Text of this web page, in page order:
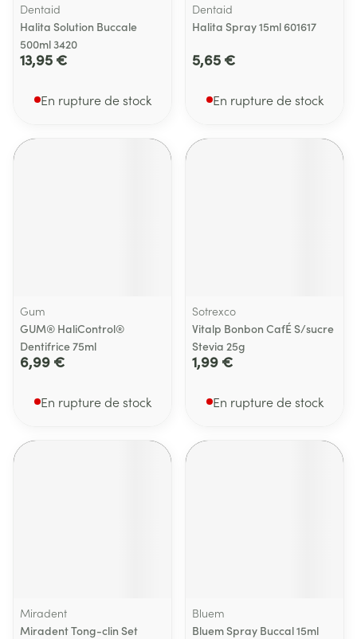
Dentaid
Halita Solution Buccale
500ml 3420
13,95 €
En rupture de stock
Dentaid
Halita Spray 15ml 601617
5,65 €
En rupture de stock
Gum
GUM® HaliControl®
Dentifrice 75ml
6,99 €
En rupture de stock
Sotrexco
Vitalp Bonbon CafÉ S/sucre
Stevia 25g
1,99 €
En rupture de stock
Miradent
Miradent Tong-clin Set
Bluem
Bluem Spray Buccal 15ml